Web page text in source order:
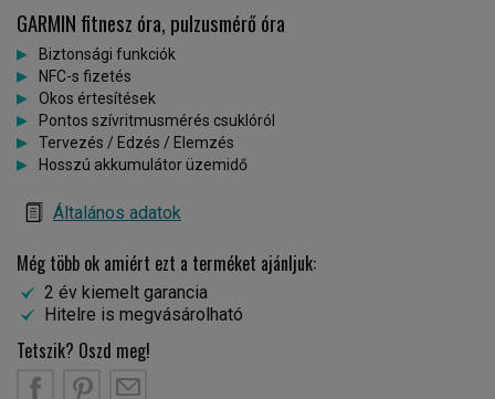
GARMIN fitnesz óra, pulzusmérő óra
Biztonsági funkciók
NFC-s fizetés
Okos értesítések
Pontos szívritmusmérés csuklóról
Tervezés / Edzés / Elemzés
Hosszú akkumulátor üzemidő
Általános adatok
Még több ok amiért ezt a terméket ajánljuk:
2 év kiemelt garancia
Hitelre is megvásárolható
Tetszik? Oszd meg!